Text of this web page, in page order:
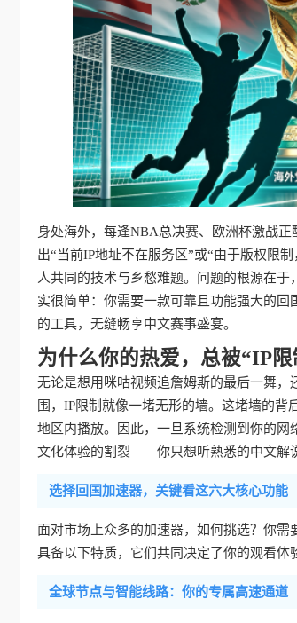
身处海外，每逢NBA总决赛、欧洲杯激战
出“当前IP地址不在服务区”或“由于版权限
人共同的技术与乡愁难题。问题的根源在
实很简单：你需要一款可靠且功能强大的
的工具，无缝畅享中文赛事盛宴。
为什么你的热爱，总被“IP限
无论是想用咪咕视频追詹姆斯的最后一舞
围，IP限制就像一堵无形的墙。这堵墙的
地区内播放。因此，一旦系统检测到你的
文化体验的割裂——你只想听熟悉的中文解
选择回国加速器，关键看这六大核心功能
面对市场上众多的加速器，如何挑选？你
具备以下特质，它们共同决定了你的观看体
全球节点与智能线路：你的专属高速通道